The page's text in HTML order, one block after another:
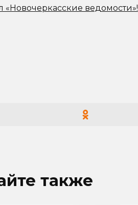
«Новочеркасские ведомости»!
также